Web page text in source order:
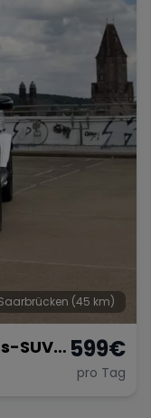
(45 km)
SUV
599€
pro Tag